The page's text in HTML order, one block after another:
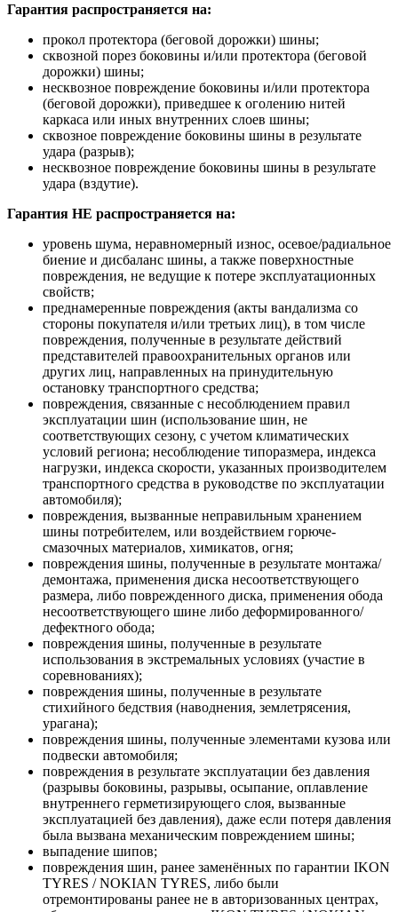
Гарантия распространяется на:
прокол протектора (беговой дорожки) шины;
сквозной порез боковины и/или протектора (беговой
дорожки) шины;
несквозное повреждение боковины и/или протектора
(беговой дорожки), приведшее к оголению нитей
каркаса или иных внутренних слоев шины;
сквозное повреждение боковины шины в результате
удара (разрыв);
несквозное повреждение боковины шины в результате
удара (вздутие).
Гарантия НЕ распространяется на:
уровень шума, неравномерный износ, осевое/радиальное
биение и дисбаланс шины, а также поверхностные
повреждения, не ведущие к потере эксплуатационных
свойств;
преднамеренные повреждения (акты вандализма со
стороны покупателя и/или третьих лиц), в том числе
повреждения, полученные в результате действий
представителей правоохранительных органов или
других лиц, направленных на принудительную
остановку транспортного средства;
повреждения, связанные с несоблюдением правил
эксплуатации шин (использование шин, не
соответствующих сезону, с учетом климатических
условий региона; несоблюдение типоразмера, индекса
нагрузки, индекса скорости, указанных производителем
транспортного средства в руководстве по эксплуатации
автомобиля);
повреждения, вызванные неправильным хранением
шины потребителем, или воздействием горюче-
смазочных материалов, химикатов, огня;
повреждения шины, полученные в результате монтажа/
демонтажа, применения диска несоответствующего
размера, либо поврежденного диска, применения обода
несоответствующего шине либо деформированного/
дефектного обода;
повреждения шины, полученные в результате
использования в экстремальных условиях (участие в
соревнованиях);
повреждения шины, полученные в результате
стихийного бедствия (наводнения, землетрясения,
урагана);
повреждения шины, полученные элементами кузова или
подвески автомобиля;
повреждения в результате эксплуатации без давления
(разрывы боковины, разрывы, осыпание, оплавление
внутреннего герметизирующего слоя, вызванные
эксплуатацией без давления), даже если потеря давления
была вызвана механическим повреждением шины;
выпадение шипов;
повреждения шин, ранее заменённых по гарантии IKON
TYRES / NOKIAN TYRES, либо были
отремонтированы ранее не в авторизованных центрах,